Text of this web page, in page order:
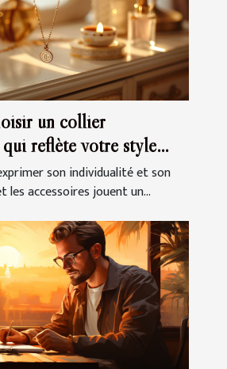
un collier
qui reflète votre style
son individualité et son
les accessoires jouent un...